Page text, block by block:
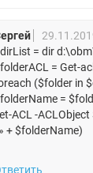
= dir
= Get-
($folder in
=
ACL -
+ $folderName)